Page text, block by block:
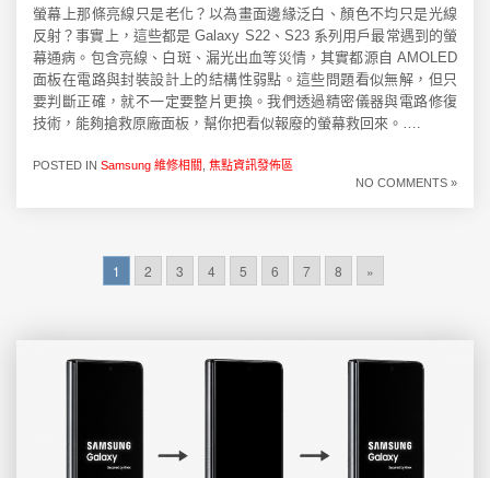
螢幕上那條亮線只是老化？以為畫面邊緣泛白、顏色不均只是光線
反射？事實上，這些都是 Galaxy S22、S23 系列用戶最常遇到的螢
幕通病。包含亮線、白斑、漏光出血等災情，其實都源自 AMOLED
面板在電路與封裝設計上的結構性弱點。這些問題看似無解，但只
要判斷正確，就不一定要整片更換。我們透過精密儀器與電路修復
技術，能夠搶救原廠面板，幫你把看似報廢的螢幕救回來。….
POSTED IN Samsung 維修相關 焦點資訊發佈區
NO COMMENTS »
1 2 3 4 5 6 7 8 »